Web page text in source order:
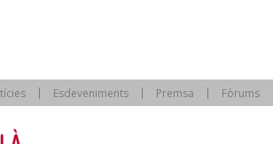
Esdeveniments Premsa Fòrums